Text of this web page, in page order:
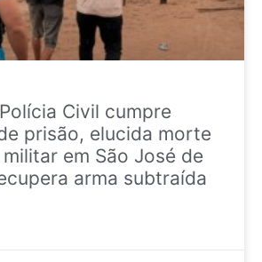
Civil cumpre
prisão, elucida morte
em São José de
arma subtraída